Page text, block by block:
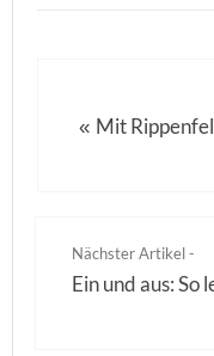
« Mit
Nächster Artikel -
Ein und aus: So